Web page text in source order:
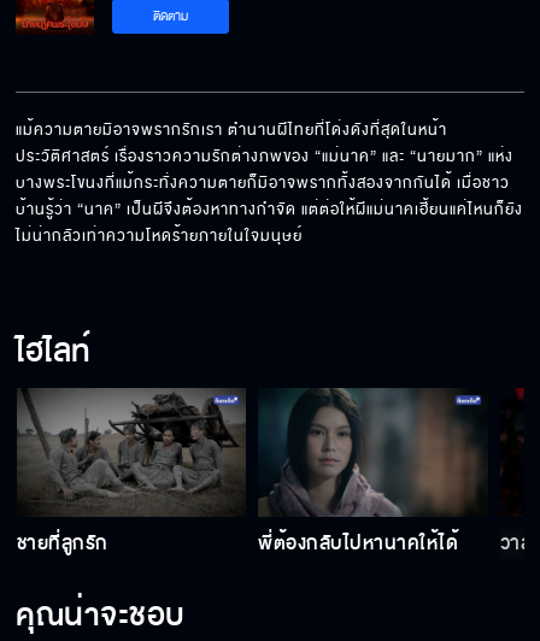
ติดตาม
แม้ความตายมิอาจพรากรักเรา ตํานานผีไทยที่โด่งดังที่สุดในหน้า
ประวัติศาสตร์ เรื่องราวความรักต่างภพของ “แม่นาค” และ “นายมาก” แห่ง
บางพระโขนงที่แม้กระทั่งความตายก็มิอาจพรากทั้งสองจากกันได้ เมื่อชาว
บ้านรู้ว่า “นาค” เป็นผีจึงต้องหาทางกําจัด แต่ต่อให้ผีแม่นาคเฮี้ยนแค่ไหนก็ยัง
ไม่น่ากลัวเท่าความโหดร้ายภายในใจมนุษย์
ไฮไลท์
ชายที่ลูกรัก พี่ต้องกลับไปหานาคให้ได้ วาส
คุณน่าจะชอบ